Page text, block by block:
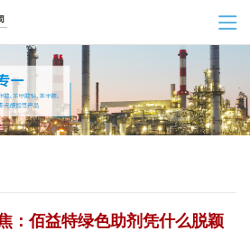
：佰益特绿色助剂凭什么脱颖